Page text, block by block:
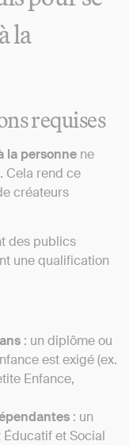
la
requises
la personne ne
Cela rend ce
créateurs
des publics
une qualification
: un diplôme ou
est exigé (ex.
Enfance,
: un
Éducatif et Social